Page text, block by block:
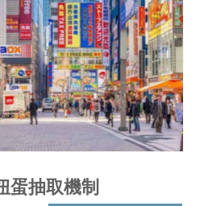
蛋抽取機制